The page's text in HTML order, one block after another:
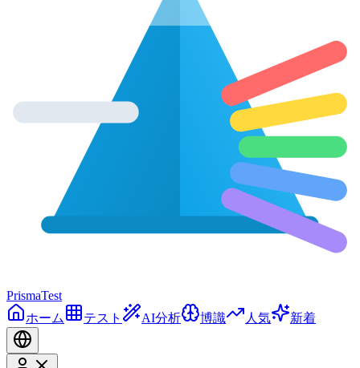
PrismaTest
ホーム
テスト AI分析 博識 人気 新着